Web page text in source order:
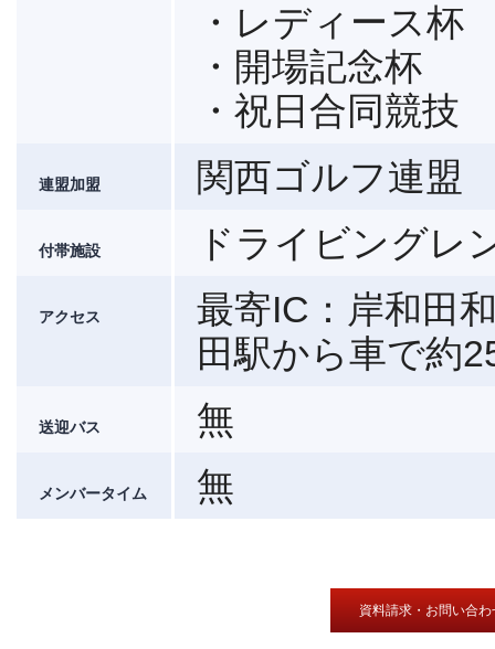
・レディース杯
・開場記念杯
・祝日合同競技
連盟加盟 関西ゴルフ連盟
付帯施設 ドライビングレ
アクセス
最寄IC：岸和田
田駅から車で約
送迎バス 無
メンバータイム 無
資料請求・お問い合わ